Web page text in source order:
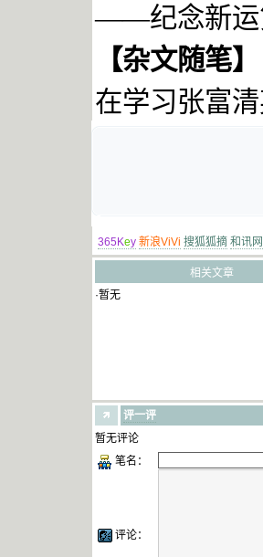
——纪念新
【杂文随笔】
在学习张富
365Key 新浪ViVi 搜狐狐摘 和讯
相关文章
·暂无
评一评
暂无评论
笔名：
评论：